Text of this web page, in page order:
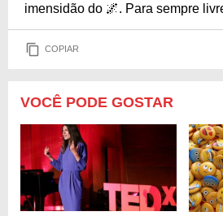
imensidão do 🌌. Para sempre
COPIAR
VOCÊ PODE GOSTAR